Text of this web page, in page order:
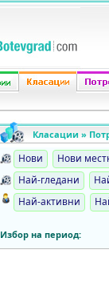
Класации »
Нови Нови
Най-гледани
Най-активни
Избор на период: